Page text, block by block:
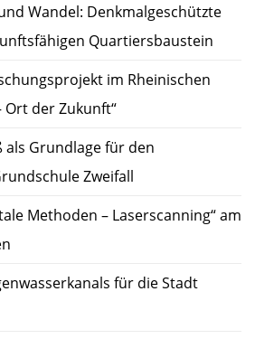
Wandel: Denkmalgeschützte
Quartiersbaustein
im Rheinischen
Ort der Zukunft“
als Grundlage für den
Zweifall
Methoden – Laserscanning“ am
für die Stadt